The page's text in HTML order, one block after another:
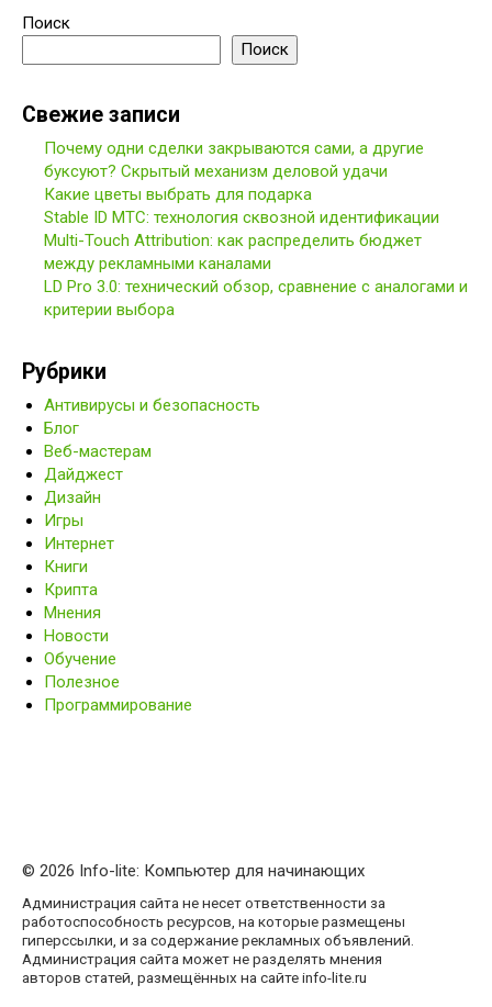
Поиск
Поиск
Свежие записи
Почему одни сделки закрываются сами, а другие
буксуют? Скрытый механизм деловой удачи
Какие цветы выбрать для подарка
Stable ID МТС: технология сквозной идентификации
Multi-Touch Attribution: как распределить бюджет
между рекламными каналами
LD Pro 3.0: технический обзор, сравнение с аналогами и
критерии выбора
Рубрики
Антивирусы и безопасность
Блог
Веб-мастерам
Дайджест
Дизайн
Игры
Интернет
Книги
Крипта
Мнения
Новости
Обучение
Полезное
Программирование
© 2026 Info-lite: Компьютер для начинающих
Администрация сайта не несет ответственности за
работоспособность ресурсов, на которые размещены
гиперссылки, и за содержание рекламных объявлений.
Администрация сайта может не разделять мнения
авторов статей, размещённых на сайте info-lite.ru